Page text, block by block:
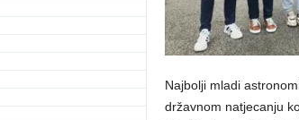
Najbolji mladi
državnom natjecanju